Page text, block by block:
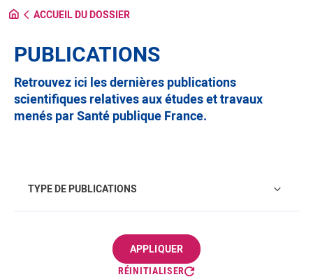
ACCUEIL DU DOSSIER
PUBLICATIONS
Retrouvez ici les dernières publications
scientifiques relatives aux études et travaux
menés par Santé publique France.
TYPE DE PUBLICATIONS
RÉINITIALISER